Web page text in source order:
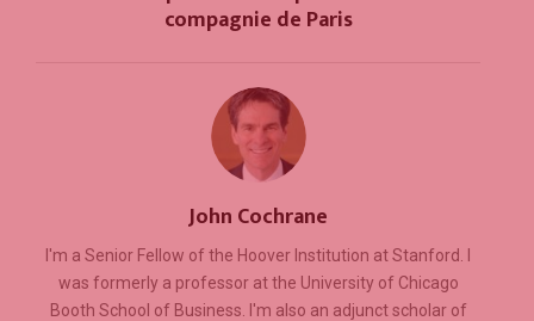
compagnie de Paris
John Cochrane
I'm a Senior Fellow of the Hoover Institution at Stanford. I
was formerly a professor at the University of Chicago
Booth School of Business. I'm also an adjunct scholar of